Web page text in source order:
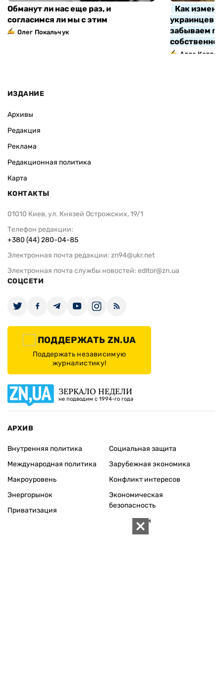
Обманут ли нас еще раз, и
согласимся ли мы с этим
Олег Покальчук
Как
украинцев
забываем
Алла Котляр
ИЗДАНИЕ
Архивы
Редакция
Реклама
Редакционная политика
Карта
КОНТАКТЫ
01010 Киев, ул. Князей Острожских, 19/1
Телефон редакции:
+380 (44) 280-04-85
Электронная почта редакции: zn94@ukr.net
Электронная почта службы новостей: editor@zn.ua
СОЦСЕТИ
ПОДДЕРЖАТЬ ZN.UA
Поддержать независимую
журналистику!
ЗЕРКАЛО НЕДЕЛИ
не подводим с 1994-го года
АРХИВ
Внутренняя политика
Международная политика
Макроуровень
Энергорынок
Приватизация
Социальная защита
Зарубежная экономика
Конфликт интересов
Экономическая
безопасность
Персоналии